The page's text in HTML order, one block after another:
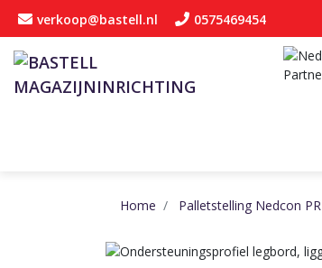
verkoop@bastell.nl 0575469454
Home Palletstelling Nedcon PR